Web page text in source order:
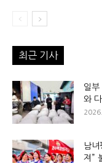
최근 기사
일부
와
남
져”